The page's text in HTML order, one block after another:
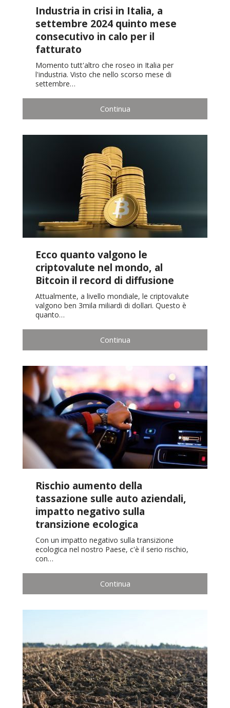
Industria in crisi in Italia, a
settembre 2024 quinto mese
consecutivo in calo per il
fatturato
Momento tutt'altro che roseo in Italia per
l'industria. Visto che nello scorso mese di
settembre…
Continua
Ecco quanto valgono le
criptovalute nel mondo, al
Bitcoin il record di diffusione
Attualmente, a livello mondiale, le criptovalute
valgono ben 3mila miliardi di dollari. Questo è
quanto…
Continua
Rischio aumento della
tassazione sulle auto aziendali,
impatto negativo sulla
transizione ecologica
Con un impatto negativo sulla transizione
ecologica nel nostro Paese, c'è il serio rischio,
con…
Continua